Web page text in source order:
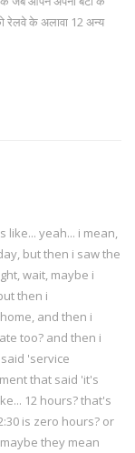
रेलवे के अलावा 12 अन्य
like... yeah... i mean,
but then i saw the
wait, maybe i
then i
and then i
too? and then i
'service
that said 'it's
12 hours? that's
is zero hours? or
they mean